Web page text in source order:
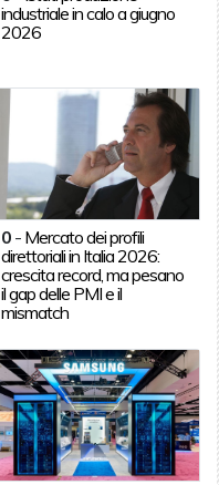
industriale in calo a giugno
2026
0 - Mercato dei profili
direttoriali in Italia 2026:
crescita record, ma pesano
il gap delle PMI e il
mismatch